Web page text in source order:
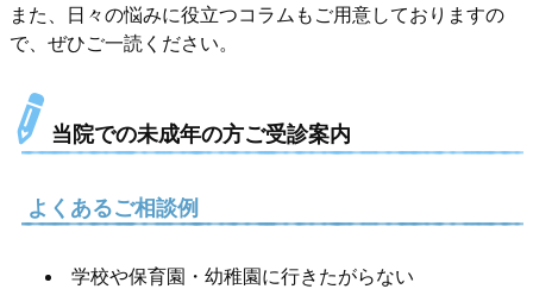
また、日々の悩みに役立つコラムもご用意しておりますの
で、ぜひご一読ください。
当院での未成年の方ご受診案内
よくあるご相談例
学校や保育園・幼稚園に行きたがらない